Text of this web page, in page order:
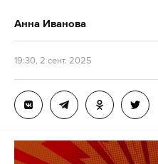
Анна Иванова
19:30, 2 сент. 2025